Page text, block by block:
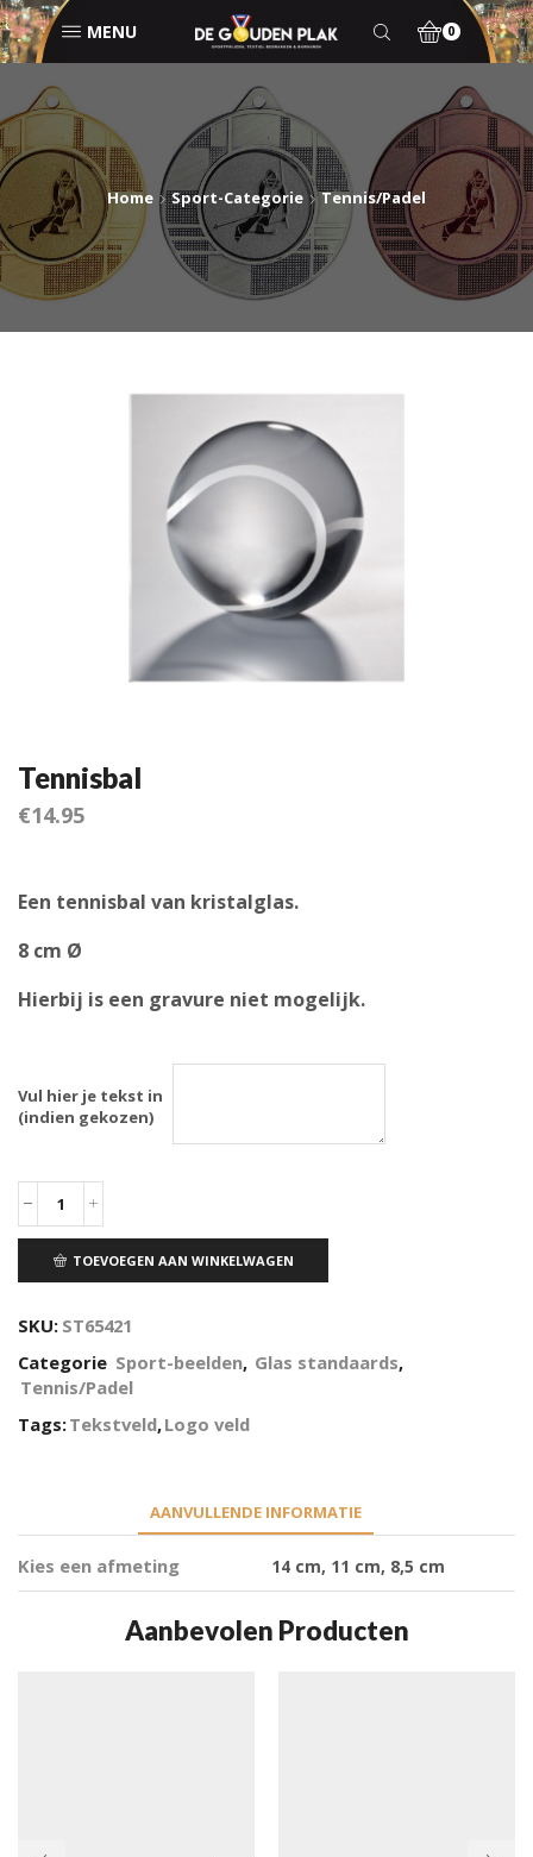
MENU 0
Home Sport-Categorie Tennis/Padel
Tennisbal
€14.95
Een tennisbal van kristalglas.
8 cm Ø
Hierbij is een gravure niet mogelijk.
Vul hier je tekst in
(indien gekozen)
TOEVOEGEN AAN WINKELWAGEN
SKU: ST65421
Categorie Sport-beelden, Glas standaards,
Tennis/Padel
Tags:Tekstveld,Logo veld
AANVULLENDE INFORMATIE
Kies een afmeting 14 cm, 11 cm, 8,5 cm
Aanbevolen Producten